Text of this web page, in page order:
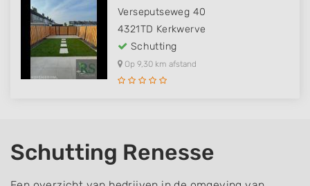
Verseputseweg 40
4321TD Kerkwerve
Schutting
Op 9,30 km afstand
Schutting Renesse